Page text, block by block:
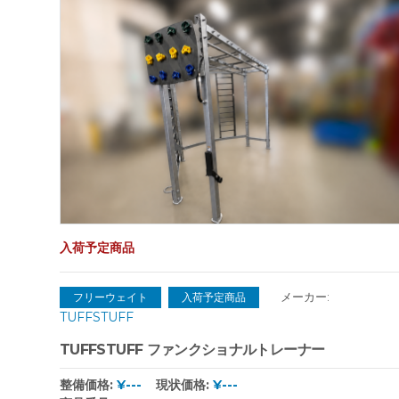
入荷予定商品
フリーウェイト 入荷予定商品 メーカー:
TUFFSTUFF
TUFFSTUFF ファンクショナルトレーナー
整備価格: ¥--- 現状価格: ¥---